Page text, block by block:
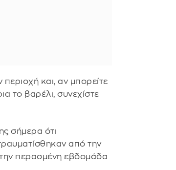
και, αν μπορείτε
το βαρέλι, συνεχίστε
σήμερα ότι
από την
την περασμένη εβδομάδα